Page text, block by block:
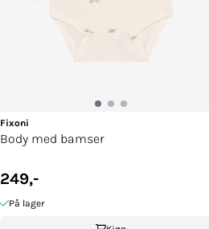
Fixoni
Body med bamser
249,-
På lager